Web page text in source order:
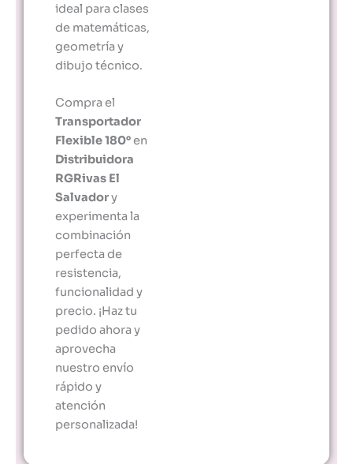
ideal para clases
de matemáticas,
geometría y
dibujo técnico.
Compra el
Transportador
Flexible 180°en
Distribuidora
RGRivas El
Salvadory
experimenta la
combinación
perfecta de
resistencia,
funcionalidad y
precio. ¡Haz tu
pedido ahora y
aprovecha
nuestro envío
rápido y
atención
personalizada!